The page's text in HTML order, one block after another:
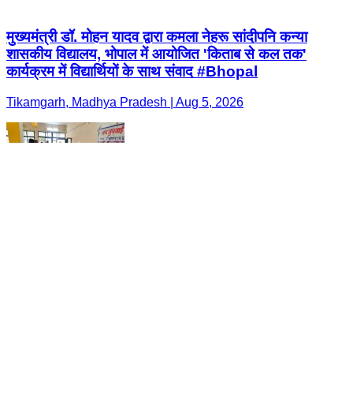
मुख्यमंत्री डॉ. मोहन यादव द्वारा कमला नेहरू सांदीपनि कन्या
शासकीय विद्यालय, भोपाल में आयोजित 'किताब से कल तक'
कार्यक्रम में विद्यार्थियों के साथ संवाद #Bhopal
Tikamgarh, Madhya Pradesh | Aug 5, 2026